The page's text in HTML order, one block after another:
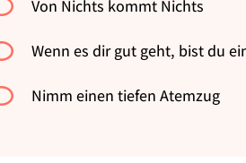
Von Nichts kommt Nichts
Wenn es dir gut geht, bist du
Nimm einen tiefen Atemzug